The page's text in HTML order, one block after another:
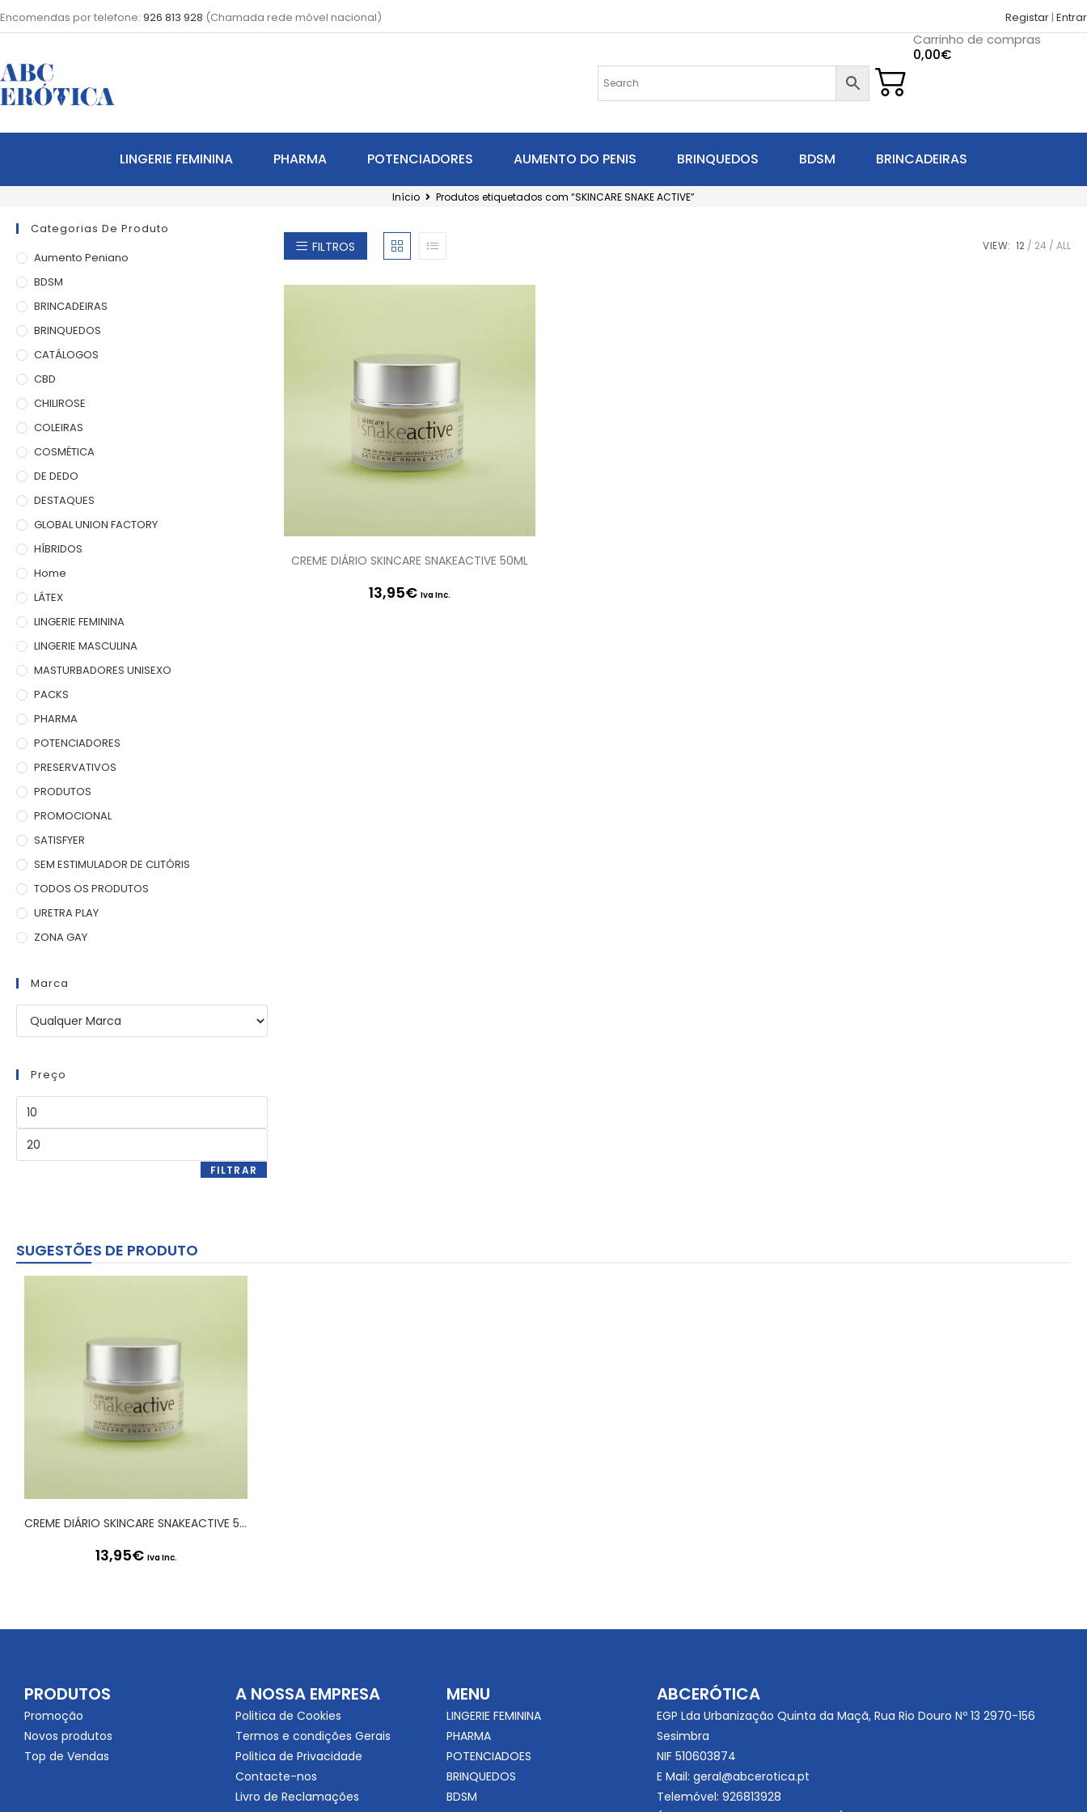
Encomendas por telefone: 926 813 928 (Chamada rede móvel nacional) Registar| Entrar
Carrinho de compras
0,00€
LINGERIE FEMININA PHARMA POTENCIADORES AUMENTO DO PENIS BRINQUEDOS BDSM BRINCADEIRAS
Início Produtos etiquetados com “SKINCARE SNAKE ACTIVE”
Categorias De Produto
Aumento Peniano
BDSM
BRINCADEIRAS
BRINQUEDOS
CATÁLOGOS
CBD
CHILIROSE
COLEIRAS
COSMÉTICA
DE DEDO
DESTAQUES
GLOBAL UNION FACTORY
HÍBRIDOS
Home
LÁTEX
LINGERIE FEMININA
LINGERIE MASCULINA
MASTURBADORES UNISEXO
PACKS
PHARMA
POTENCIADORES
PRESERVATIVOS
PRODUTOS
PROMOCIONAL
SATISFYER
SEM ESTIMULADOR DE CLITÓRIS
TODOS OS PRODUTOS
URETRA PLAY
ZONA GAY
Marca
Preço
FILTRAR
FILTROS VIEW: 12 24 ALL
CREME DIÁRIO SKINCARE SNAKEACTIVE 50ML
13,95€ Iva Inc.
SUGESTÕES DE PRODUTO
CREME DIÁRIO SKINCARE SNAKEACTIVE 50ML
13,95€ Iva Inc.
PRODUTOS
Promoção
Novos produtos
Top de Vendas
A NOSSA EMPRESA
Politica de Cookies
Termos e condições Gerais
Politica de Privacidade
Contacte-nos
Livro de Reclamações
MENU
LINGERIE FEMININA
PHARMA
POTENCIADOES
BRINQUEDOS
BDSM
ABCERÓTICA
EGP Lda Urbanização Quinta da Maçã, Rua Rio Douro Nº 13 2970-156
Sesimbra
NIF 510603874
E Mail:geral@abcerotica.pt
Telemóvel:926813928